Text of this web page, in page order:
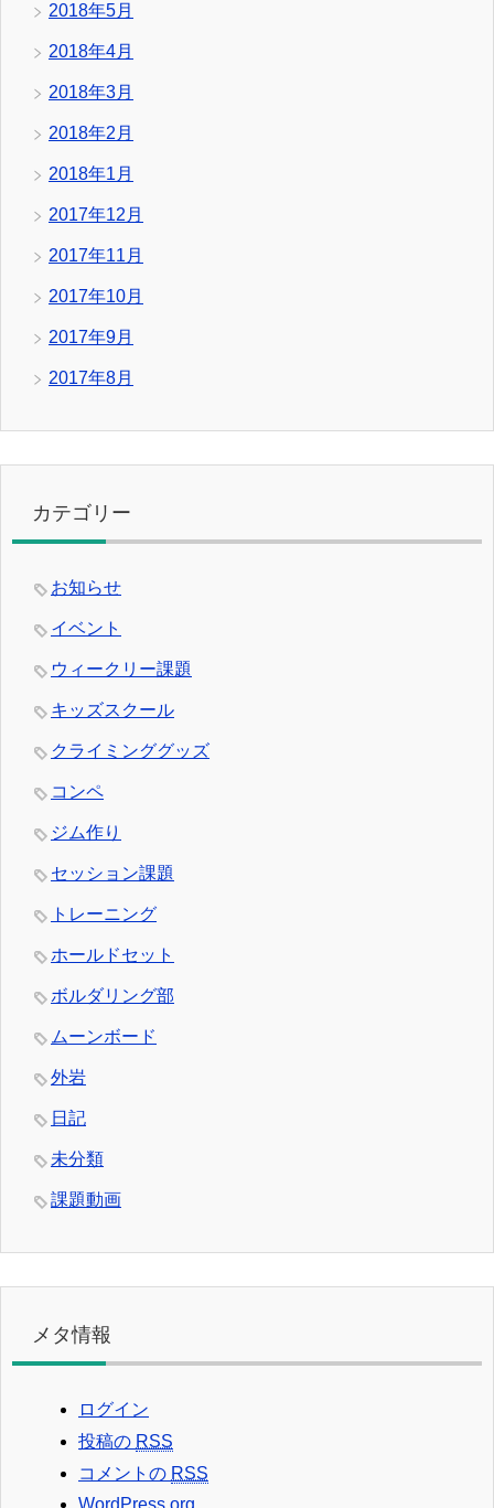
2018年5月
2018年4月
2018年3月
2018年2月
2018年1月
2017年12月
2017年11月
2017年10月
2017年9月
2017年8月
カテゴリー
お知らせ
イベント
ウィークリー課題
キッズスクール
クライミンググッズ
コンペ
ジム作り
セッション課題
トレーニング
ホールドセット
ボルダリング部
ムーンボード
外岩
日記
未分類
課題動画
メタ情報
ログイン
投稿の RSS
コメントの RSS